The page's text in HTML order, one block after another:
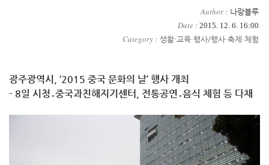
Author : 나랑블루
Date : 2015. 12. 6. 16:00
Category : 생활·교육·행사/행사·축제·체험
광주광역시, ‘2015 중국 문화의 날’ 행사 개최
- 8일 시청․중국과친해지기센터, 전통공연․음식 체험 등 다채